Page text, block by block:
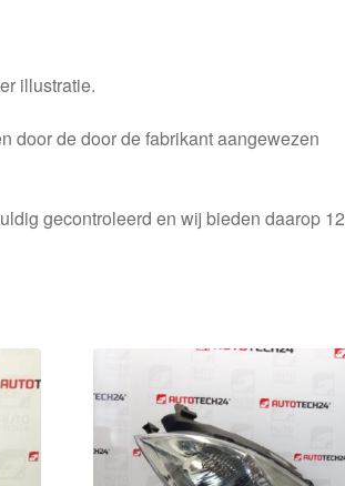
illustratie.
door de door de fabrikant aangewezen
gecontroleerd en wij bieden daarop 12